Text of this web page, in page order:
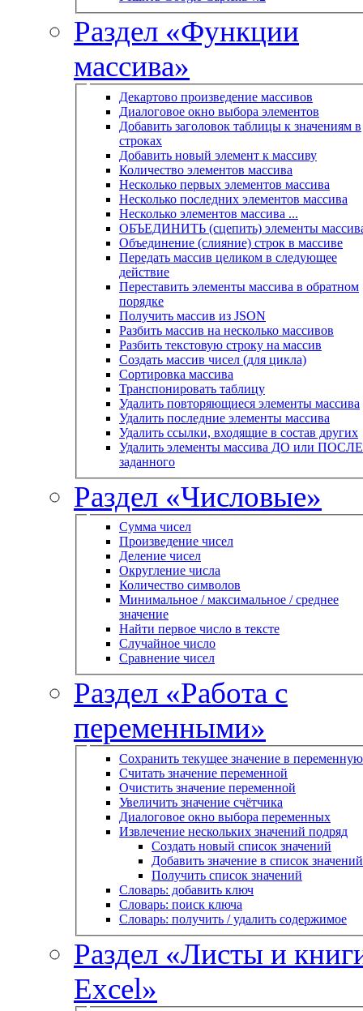
Раздел «Функции
массива»
Декартово произведение массивов
Диалоговое окно выбора элементов
Добавить заголовок таблицы к значениям в
строках
Добавить новый элемент к массиву
Количество элементов массива
Несколько первых элементов массива
Несколько последних элементов массива
Несколько элементов массива ...
ОБЪЕДИНИТЬ (сцепить) элементы
Объединение (слияние) строк в массиве
Передать массив целиком в следующее
действие
Переставить элементы массива в обратном
порядке
Получить массив из JSON
Разбить массив на несколько массивов
Разбить текстовую строку на массив
Создать массив чисел (для цикла)
Сортировка массива
Транспонировать таблицу
Удалить повторяющиеся элементы массива
Удалить последние элементы массива
Удалить ссылки, входящие в состав других
Удалить элементы массива ДО или ПОСЛЕ
заданного
Раздел «Числовые»
Сумма чисел
Произведение чисел
Деление чисел
Округление числа
Количество символов
Минимальное / максимальное / среднее
значение
Найти первое число в тексте
Случайное число
Сравнение чисел
Раздел «Работа с
переменными»
Сохранить текущее значение в переменную
Считать значение переменной
Очистить значение переменной
Увеличить значение счётчика
Диалоговое окно выбора переменных
Извлечение нескольких значений подряд
Создать новый список значений
Добавить значение в список значений
Получить список значений
Словарь: добавить ключ
Словарь: поиск ключа
Словарь: получить / удалить содержимое
Раздел «Листы и
Excel»